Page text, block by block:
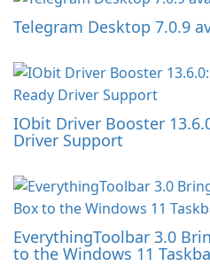
Telegram Desktop 7.0.9
IObit Driver Booster
Driver Support
EverythingToolbar 3.0
to the Windows 11